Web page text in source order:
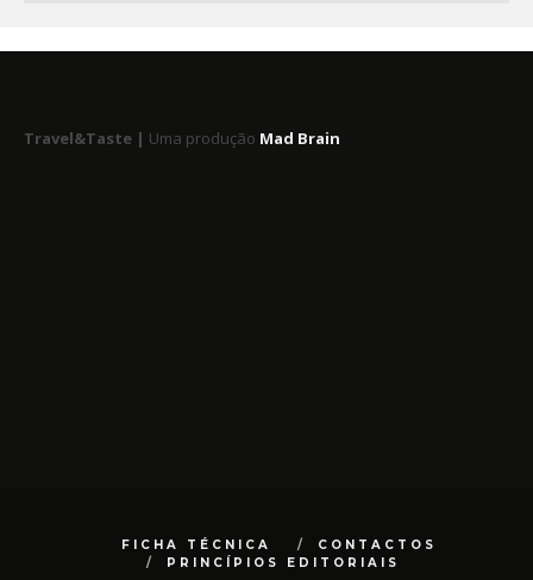
Travel&Taste | Uma produção Mad Brain
FICHA TÉCNICA
CONTACTOS
PRINCÍPIOS EDITORIAIS